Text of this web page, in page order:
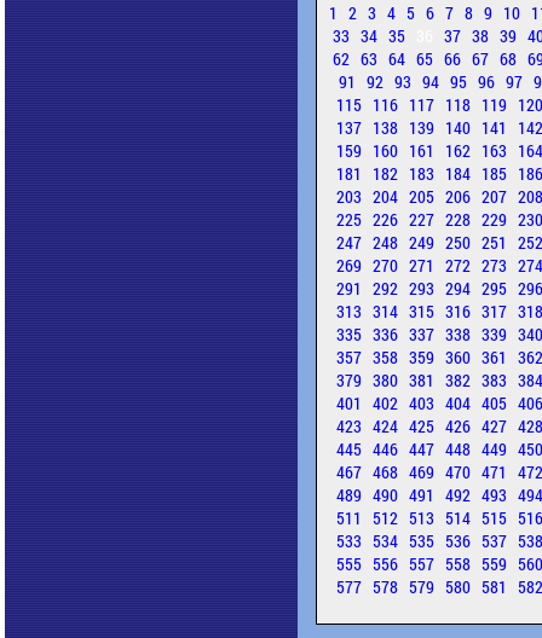
1 2 3 4 5 6 7 8 9 10
33 34 35 37 38 39
62 63 64 65 66 67 68
91 92 93 94 95 96 97
115 116 117 118 119
137 138 139 140 141
159 160 161 162 163
181
182 183 184 185
203 204 205 206 207
225 226 227 228 229
247 248 249 250 251
269 270 271 272 273
291 292 293 294 295
313 314 315 316 317
335 336 337 338 339
357 358 359 360 361
379 380 381 382 383
401 402 403 404 405
423 424 425 426 427
445 446 447 448 449
467 468 469 470 471
489 490 491 492 493
511 512 513 514 515
533 534 535 536 537
555 556 557 558 559
577 578 579 580 581